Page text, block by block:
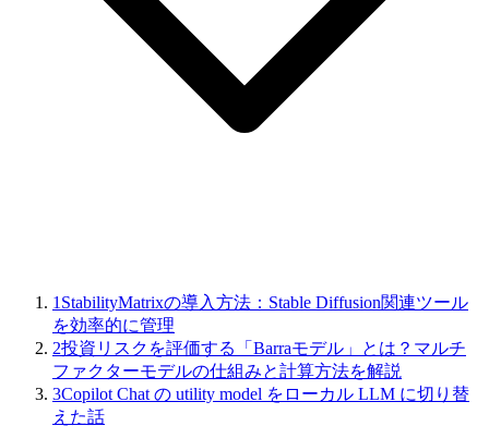
1 StabilityMatrixの導入方法：Stable Diffusion関連ツール
を効率的に管理
2投資リスクを評価する「Barraモデル」とは？マルチ
ファクターモデルの仕組みと計算方法を解説
3Copilot Chat の utility model をローカル LLM に切り替
えた話